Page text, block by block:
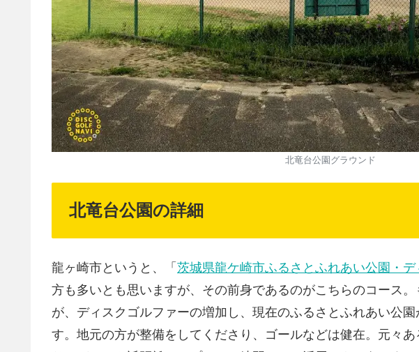
北竜台公園グラウンド
北竜台公園の詳細
龍ヶ崎市というと、「 茨城県龍ケ崎市ふるさとふれあい公園・
方も多いとも思いますが、その前身であるのがこちらのコース
が、ディスクゴルファーの増加し、現在のふるさとふれあい公
す。地元の方が整備をしてくださり、ゴールなどは健在。元々